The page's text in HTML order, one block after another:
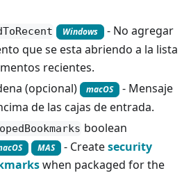
Windows
- No agregar
que se esta abriendo a la lista
recientes.
(opcional) macOS
- Mensaje
de las cajas de entrada.
boolean
MAS - Createsecurity
when packaged for the